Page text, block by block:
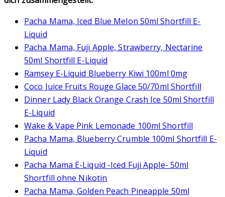
Pacha Mama, Iced Blue Melon 50ml Shortfill E-
Liquid
Pacha Mama, Fuji Apple, Strawberry, Nectarine
50ml Shortfill E-Liquid
Ramsey E-Liquid Blueberry Kiwi 100ml 0mg
Coco Juice Fruits Rouge Glace 50/70ml Shortfill
Dinner Lady Black Orange Crash Ice 50ml Shortfill
E-Liquid
Wake & Vape Pink Lemonade 100ml Shortfill
Pacha Mama, Blueberry Crumble 100ml Shortfill E-
Liquid
Pacha Mama E-Liquid -Iced Fuji Apple- 50ml
Shortfill ohne Nikotin
Pacha Mama, Golden Peach Pineapple 50ml